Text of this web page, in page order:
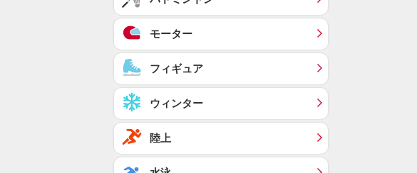
モーター
フィギュア
ウィンター
陸上